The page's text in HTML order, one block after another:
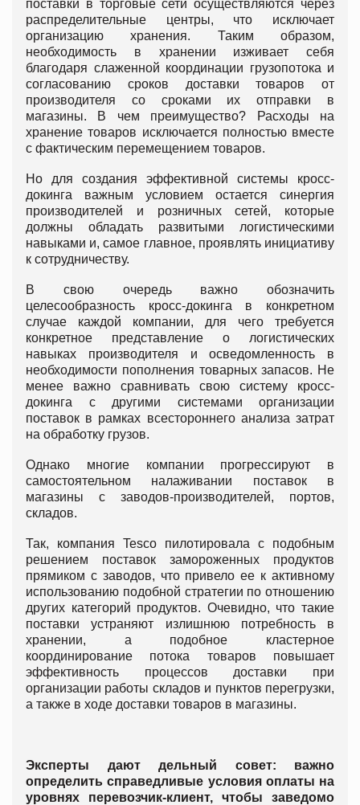
поставки в торговые сети осуществляются через
распределительные центры, что исключает
организацию хранения. Таким образом,
необходимость в хранении изживает себя
благодаря слаженной координации грузопотока и
согласованию сроков доставки товаров от
производителя со сроками их отправки в
магазины. В чем преимущество? Расходы на
хранение товаров исключается полностью вместе
с фактическим перемещением товаров.
Но для создания эффективной системы кросс-
докинга важным условием остается синергия
производителей и розничных сетей, которые
должны обладать развитыми логистическими
навыками и, самое главное, проявлять инициативу
к сотрудничеству.
В свою очередь важно обозначить
целесообразность кросс-докинга в конкретном
случае каждой компании, для чего требуется
конкретное представление о логистических
навыках производителя и осведомленность в
необходимости пополнения товарных запасов. Не
менее важно сравнивать свою систему кросс-
докинга с другими системами организации
поставок в рамках всестороннего анализа затрат
на обработку грузов.
Однако многие компании прогрессируют в
самостоятельном налаживании поставок в
магазины с заводов-производителей, портов,
складов.
Так, компания Tesco пилотировала с подобным
решением поставок замороженных продуктов
прямиком с заводов, что привело ее к активному
использованию подобной стратегии по отношению
других категорий продуктов. Очевидно, что такие
поставки устраняют излишнюю потребность в
хранении, а подобное кластерное
координирование потока товаров повышает
эффективность процессов доставки при
организации работы складов и пунктов перегрузки,
а также в ходе доставки товаров в магазины.
Эксперты дают дельный совет: важно
определить справедливые условия оплаты на
уровнях перевозчик-клиент, чтобы заведомо